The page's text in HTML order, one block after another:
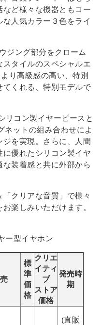
ど様々な機器ともコー
人気カラー３色をライ
ジング部分をクローム
スタイルのスペシャルエ
り高級感の高い、特別
くれる、特別モデルで
リコン製イヤーピースと
ネットの組み合わせによ
ジを実現。さらに、人間
優れたシリコン製イヤ
装着感と共に外部から
クリアな音質」で様々
楽しみいただけます。
ー型イヤホン
標
準
価
格
クリエ
イティ
ブ
ストア
価格
発売時
期
(直販